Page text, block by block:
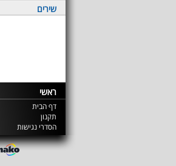
שירים
ראשי
דף הבית
תקנון
הסדרי נגישות